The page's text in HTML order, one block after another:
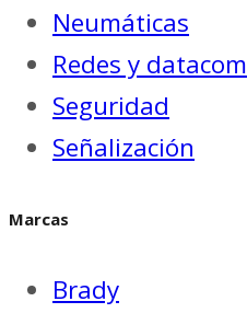
Neumáticas
Redes y datacom
Seguridad
Señalización
Marcas
Brady